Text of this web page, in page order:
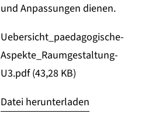
und Anpassungen dienen.
Uebersicht_paedagogische-
Aspekte_Raumgestaltung-
U3.pdf (43,28 KB)
Datei herunterladen